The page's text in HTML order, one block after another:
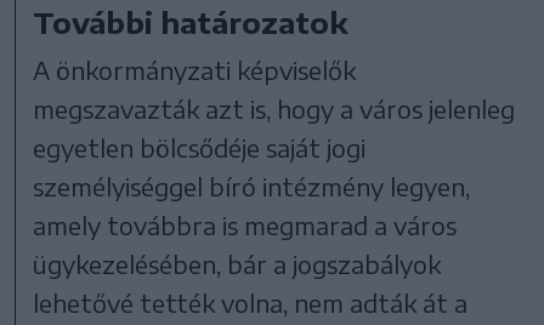
További határozatok
A önkormányzati képviselők
megszavazták azt is, hogy a város jelenleg
egyetlen bölcsődéje saját jogi
személyiséggel bíró intézmény legyen,
amely továbbra is megmarad a város
ügykezelésében, bár a jogszabályok
lehetővé tették volna, nem adták át a